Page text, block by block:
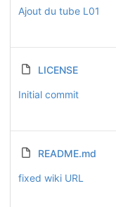
Ajout du tube L01
LICENSE
Initial commit
README.md
fixed wiki URL